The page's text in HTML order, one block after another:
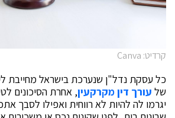
קרדיט: Canva
כל עסקת נדל"ן שנערכת בישראל מחייבת
של עורך דין מקרקעין, אחרת הסיכונים
יגרמו לה להיות לא רווחית ואפילו לסבך